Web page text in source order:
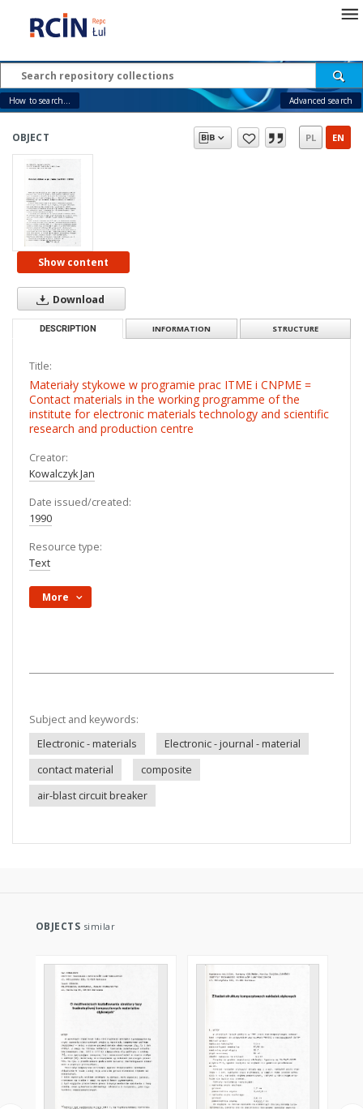
How to search... Advanced search
OBJECT PL EN
Show content
Download
DESCRIPTION INFORMATION STRUCTURE
Title:
Materiały stykowe w programie prac ITME i CNPME =
Contact materials in the working programme of the
institute for electronic materials technology and scientific
research and production centre
Creator:
Kowalczyk Jan
Date issued/created:
1990
Resource type:
Text
More
Subject and keywords:
Electronic - materials
Electronic - journal - material
contact material
composite
air-blast circuit breaker
OBJECTS similar